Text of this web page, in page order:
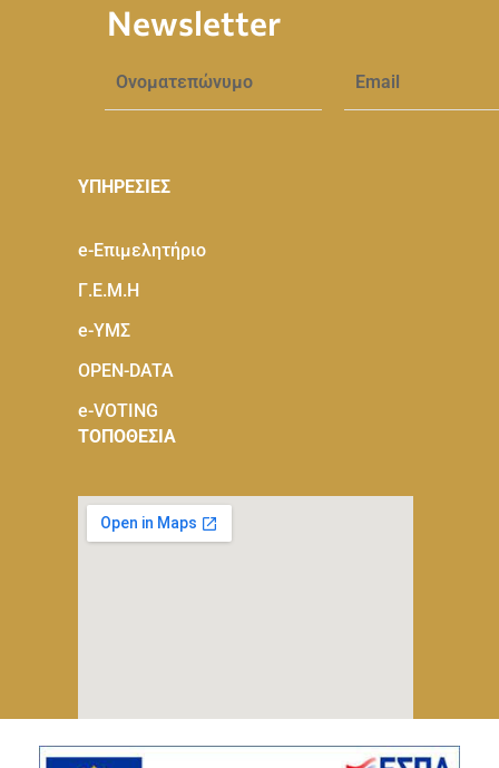
Newsletter
ΥΠΗΡΕΣΙΕΣ
e-Eπιμελητήριο
Γ.Ε.Μ.Η
e-ΥΜΣ
OPEN-DATA
e-VOTING
ΤΟΠΟΘΕΣΙΑ